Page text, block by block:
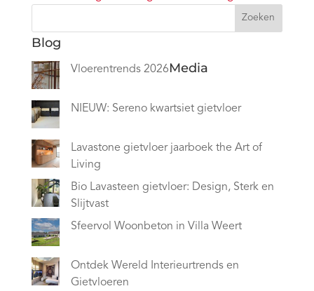
Zoeken
Blog
Vloerentrends 2026
NIEUW: Sereno kwartsiet gietvloer
Lavastone gietvloer jaarboek the Art of
Living
Bio Lavasteen gietvloer: Design, Sterk en
Slijtvast
Sfeervol Woonbeton in Villa Weert
Ontdek Wereld Interieurtrends en
Gietvloeren
Media